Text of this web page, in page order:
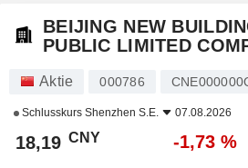
BEIJING NEW
PUBLIC LIMITED
Aktie 000786
Schlusskurs Shenzhen S.E. 07.08.2026
18,19 CNY -1,73 %